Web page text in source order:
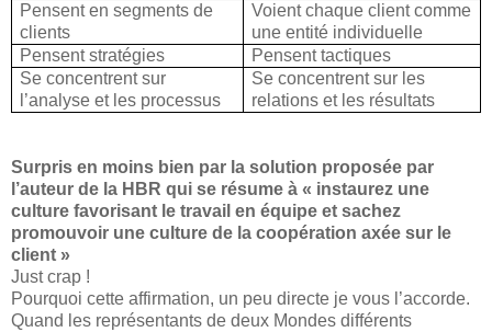
Pensent en segments de
clients
Voient chaque client comme
une entité individuelle
Pensent stratégies
Pensent tactiques
Se concentrent sur
l’analyse et les processus
Se concentrent sur les
relations et les résultats
Surpris en moins bien par la solution proposée par
l’auteur de la HBR qui se résume à « instaurez une
culture favorisant le travail en équipe et sachez
promouvoir une culture de la coopération axée sur le
client »
Just crap !
Pourquoi cette affirmation, un peu directe je vous l’accorde.
Quand les représentants de deux Mondes différents